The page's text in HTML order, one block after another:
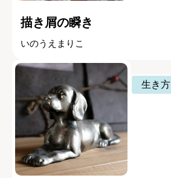
描き屑の瞬き
いのうえまりこ
生き方